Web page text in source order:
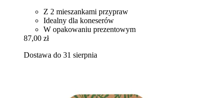
Z 2 mieszankami przypraw
Idealny dla koneserów
W opakowaniu prezentowym
87,00 zł
Dostawa do 31 sierpnia